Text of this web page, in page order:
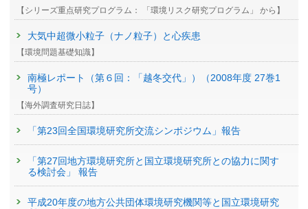
【シリーズ重点研究プログラム： 「環境リスク研究プログラム」 から】
大気中超微小粒子（ナノ粒子）と心疾患
【環境問題基礎知識】
南極レポート（第６回：「越冬交代」）（2008年度 27巻1
号）
【海外調査研究日誌】
「第23回全国環境研究所交流シンポジウム」報告
「第27回地方環境研究所と国立環境研究所との協力に関す
る検討会」 報告
平成20年度の地方公共団体環境研究機関等と国立環境研究